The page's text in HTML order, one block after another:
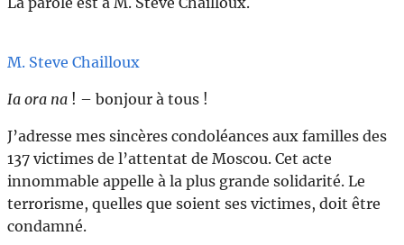
M. Steve Chailloux
Ia ora na ! – bonjour à tous !
J’adresse mes sincères condoléances aux familles des
137 victimes de l’attentat de Moscou. Cet acte
innommable appelle à la plus grande solidarité. Le
terrorisme, quelles que soient ses victimes, doit être
condamné.